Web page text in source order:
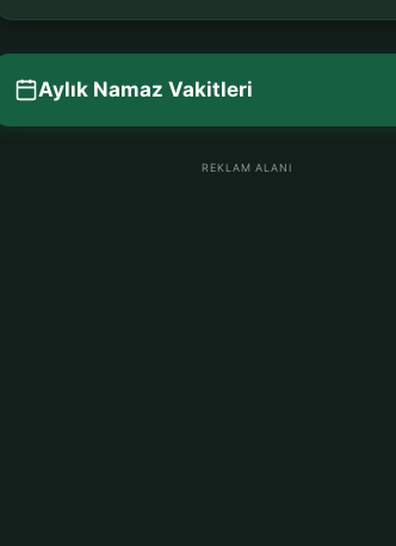
Aylık Namaz Vakitleri
REKLAM ALANI